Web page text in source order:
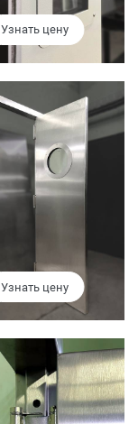
Узнать цену
Узнать цену